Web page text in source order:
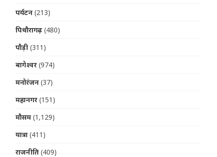
पर्यटन (213)
पिथौरागढ़ (480)
पौड़ी (311)
बागेश्वर (974)
मनोरंजन (37)
महानगर (151)
मौसम (1,129)
यात्रा (411)
राजनीति (409)